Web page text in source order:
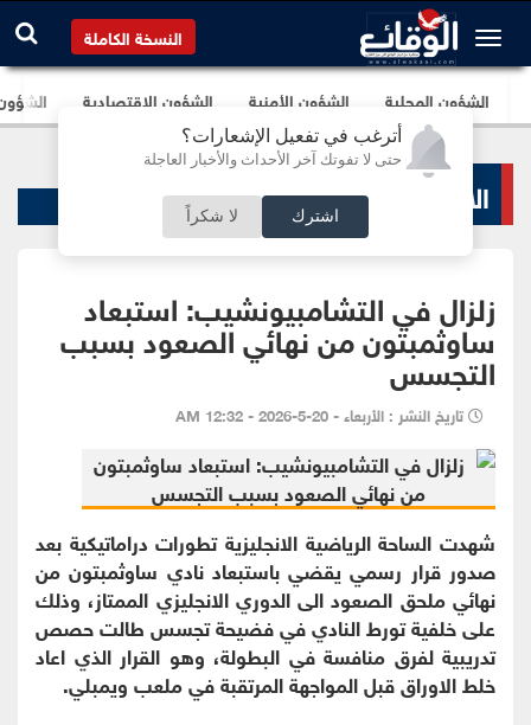
أترغب في تفعيل الإشعارات؟
حتى لا تفوتك آخر الأحداث والأخبار العاجلة
اشترك لا شكراً
النسخة الكاملة
الشؤون المحلية الشؤون الأمنية الشؤون الإقتصادية
الاخبار الرياضية
زلزال في التشامبيونشيب: استبعاد
ساوثمبتون من نهائي الصعود بسبب
التجسس
تاريخ النشر : الأربعاء - 20-5-2026 - 12:32 AM
شهدت الساحة الرياضية الانجليزية تطورات دراماتيكية بعد
صدور قرار رسمي يقضي باستبعاد نادي ساوثمبتون من
نهائي ملحق الصعود الى الدوري الانجليزي الممتاز، وذلك
على خلفية تورط النادي في فضيحة تجسس طالت حصص
تدريبية لفرق منافسة في البطولة، وهو القرار الذي اعاد
خلط الاوراق قبل المواجهة المرتقبة في ملعب ويمبلي.